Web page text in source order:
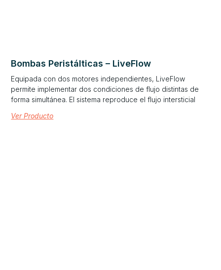
Bombas Peristálticas – LiveFlow
Equipada con dos motores independientes, LiveFlow
permite implementar dos condiciones de flujo distintas de
forma simultánea. El sistema reproduce el flujo intersticial
Ver Producto